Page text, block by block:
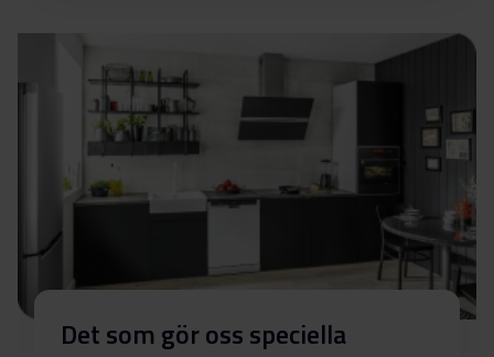
Ladda ner
Quick guide (FI) Ladda ner
Quick guide (NO) Ladda ner
Ladda ner
Det som gör oss speciella